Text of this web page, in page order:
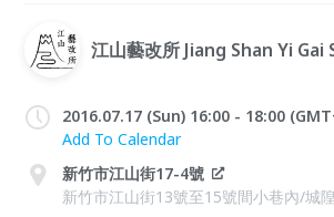
江山藝改所 Jiang Shan Yi Gai
2016.07.17 (Sun) 16:00 - 18:00
Add To Calendar
新竹市江山街17-4號
新竹市江山街13號至15號間小巷內/城